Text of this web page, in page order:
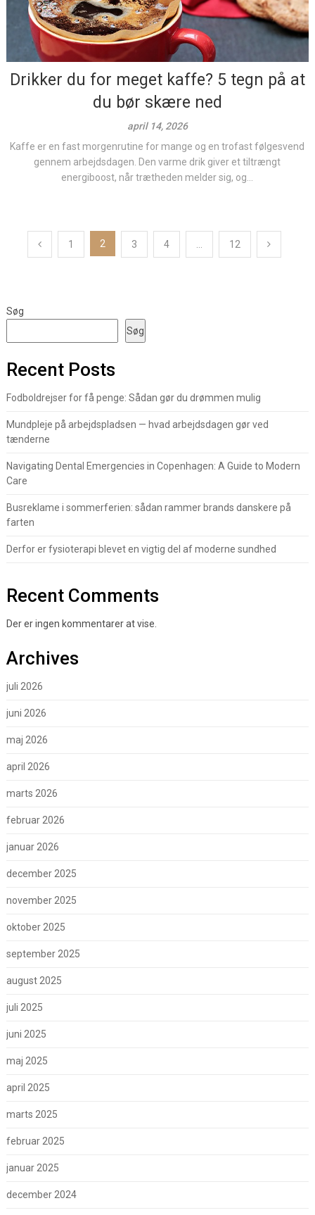
Drikker du for meget kaffe? 5 tegn på at
du bør skære ned
april 14, 2026
Kaffe er en fast morgenrutine for mange og en trofast følgesvend
gennem arbejdsdagen. Den varme drik giver et tiltrængt
energiboost, når trætheden melder sig, og...
Indlægsinddeling
1 2 3 4 12
Søg
Søg
Recent Posts
Fodboldrejser for få penge: Sådan gør du drømmen mulig
Mundpleje på arbejdspladsen — hvad arbejdsdagen gør ved
tænderne
Navigating Dental Emergencies in Copenhagen: A Guide to Modern
Care
Busreklame i sommerferien: sådan rammer brands danskere på
farten
Derfor er fysioterapi blevet en vigtig del af moderne sundhed
Recent Comments
Der er ingen kommentarer at vise.
Archives
juli 2026
juni 2026
maj 2026
april 2026
marts 2026
februar 2026
januar 2026
december 2025
november 2025
oktober 2025
september 2025
august 2025
juli 2025
juni 2025
maj 2025
april 2025
marts 2025
februar 2025
januar 2025
december 2024